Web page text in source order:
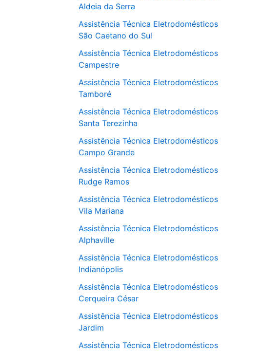
Aldeia da Serra
Assistência Técnica Eletrodomésticos
São Caetano do Sul
Assistência Técnica Eletrodomésticos
Campestre
Assistência Técnica Eletrodomésticos
Tamboré
Assistência Técnica Eletrodomésticos
Santa Terezinha
Assistência Técnica Eletrodomésticos
Campo Grande
Assistência Técnica Eletrodomésticos
Rudge Ramos
Assistência Técnica Eletrodomésticos
Vila Mariana
Assistência Técnica Eletrodomésticos
Alphaville
Assistência Técnica Eletrodomésticos
Indianópolis
Assistência Técnica Eletrodomésticos
Cerqueira César
Assistência Técnica Eletrodomésticos
Jardim
Assistência Técnica Eletrodomésticos